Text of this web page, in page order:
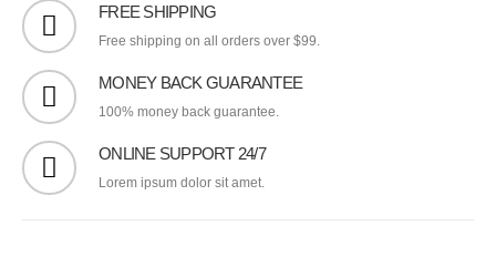
FREE SHIPPING
Free shipping on all orders over $99.
MONEY BACK GUARANTEE
100% money back guarantee.
ONLINE SUPPORT 24/7
Lorem ipsum dolor sit amet.